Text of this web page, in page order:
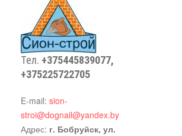
Тел. +375445839077,
+375225722705
E-mail: sion-
stroi@dognail@yandex.by
Адрес: г. Бобруйск, ул.